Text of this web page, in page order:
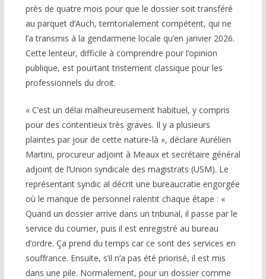
près de quatre mois pour que le dossier soit transféré
au parquet d’Auch, territorialement compétent, qui ne
l’a transmis à la gendarmerie locale qu’en janvier 2026.
Cette lenteur, difficile à comprendre pour l’opinion
publique, est pourtant tristement classique pour les
professionnels du droit.
« C’est un délai malheureusement habituel, y compris
pour des contentieux très graves. Il y a plusieurs
plaintes par jour de cette nature-là », déclare Aurélien
Martini, procureur adjoint à Meaux et secrétaire général
adjoint de l’Union syndicale des magistrats (USM). Le
représentant syndic al décrit une bureaucratie engorgée
où le manque de personnel ralentit chaque étape : «
Quand un dossier arrive dans un tribunal, il passe par le
service du courrier, puis il est enregistré au bureau
d’ordre. Ça prend du temps car ce sont des services en
souffrance. Ensuite, s’il n’a pas été priorisé, il est mis
dans une pile. Normalement, pour un dossier comme